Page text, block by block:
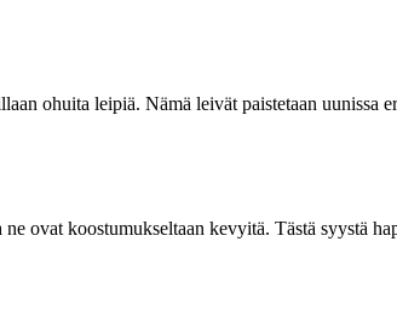
ohuita leipiä. Nämä leivät paistetaan uunissa
ne ovat koostumukseltaan kevyitä. Tästä syystä